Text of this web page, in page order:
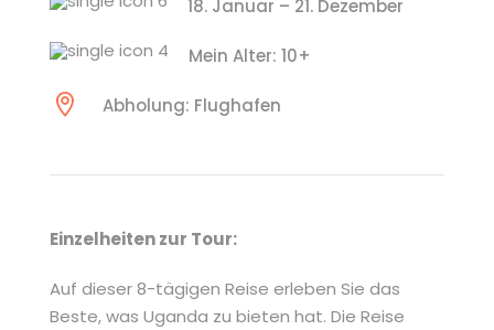
18. Januar – 21. Dezember
Mein Alter: 10+
Abholung: Flughafen
Einzelheiten zur Tour:
Auf dieser 8-tägigen Reise erleben Sie das
Beste, was Uganda zu bieten hat. Die Reise